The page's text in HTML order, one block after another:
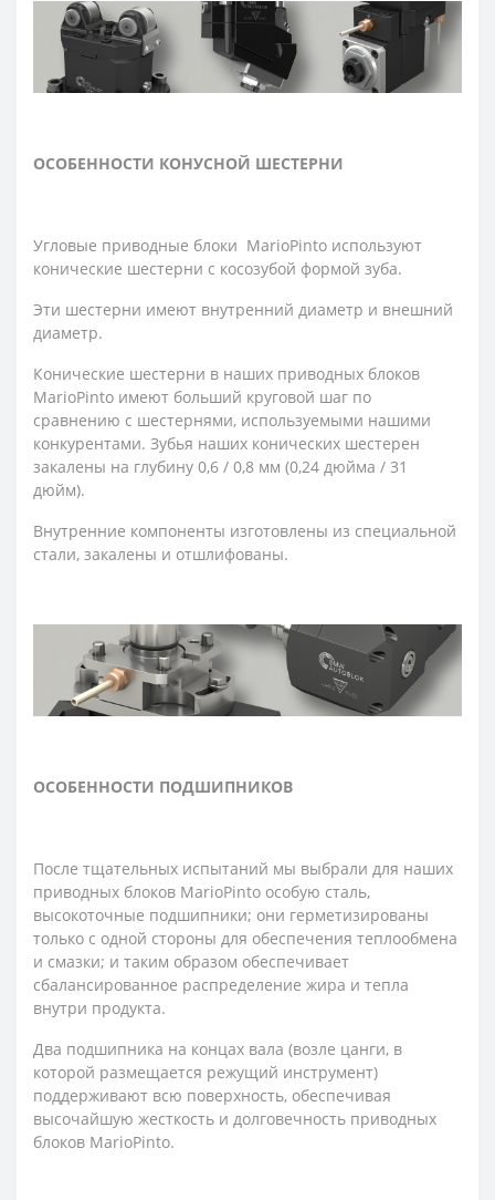
ОСОБЕННОСТИ КОНУСНОЙ ШЕСТЕРНИ
Угловые приводные блоки MarioPinto используют
конические шестерни с косозубой формой зуба.
Эти шестерни имеют внутренний диаметр и внешний
диаметр.
Конические шестерни в наших приводных блоков
MarioPinto имеют больший круговой шаг по
сравнению с шестернями, используемыми нашими
конкурентами. Зубья наших конических шестерен
закалены на глубину 0,6 / 0,8 мм (0,24 дюйма / 31
дюйм).
Внутренние компоненты изготовлены из специальной
стали, закалены и отшлифованы.
ОСОБЕННОСТИ ПОДШИПНИКОВ
После тщательных испытаний мы выбрали для наших
приводных блоков MarioPinto особую сталь,
высокоточные подшипники; они герметизированы
только с одной стороны для обеспечения теплообмена
и смазки; и таким образом обеспечивает
сбалансированное распределение жира и тепла
внутри продукта.
Два подшипника на концах вала (возле цанги, в
которой размещается режущий инструмент)
поддерживают всю поверхность, обеспечивая
высочайшую жесткость и долговечность приводных
блоков MarioPinto.